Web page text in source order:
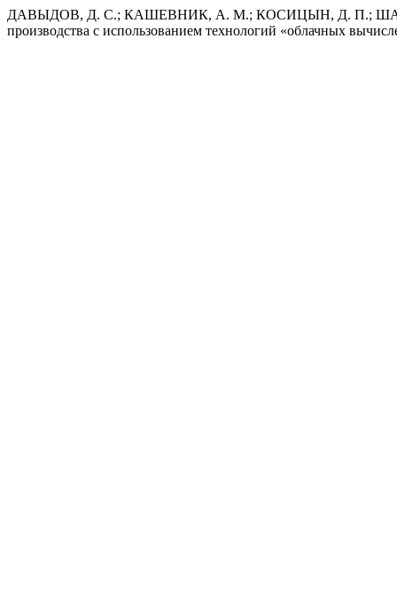
ДАВЫДОВ, Д. С.; КАШЕВНИК, А. М.; КОСИЦЫН, Д. П.;
производства с использованием технологий «облачных